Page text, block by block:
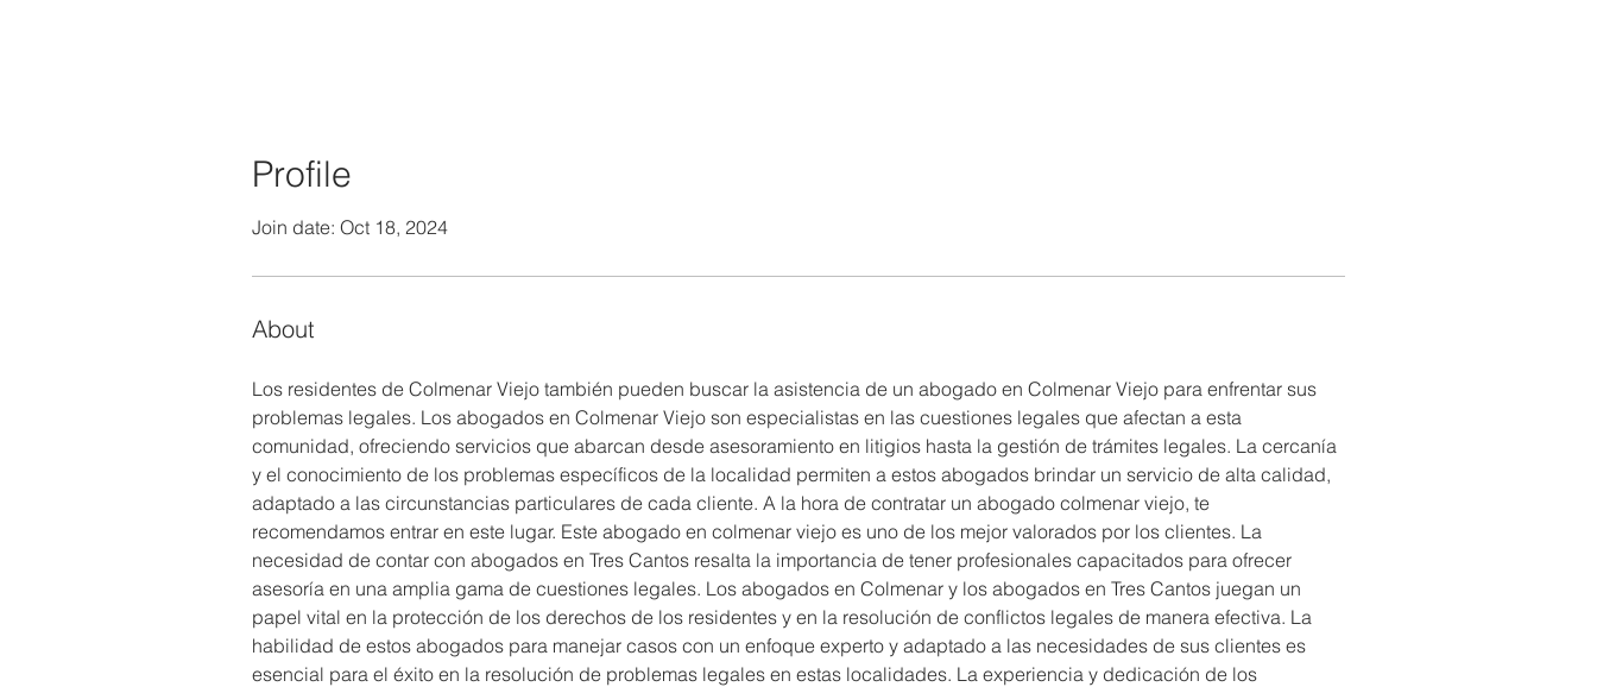
Profile
Join date: Oct 18, 2024
About
Los residentes de Colmenar Viejo también pueden buscar la asistencia de un abogado en Colmenar Viejo para enfrentar sus
problemas legales. Los abogados en Colmenar Viejo son especialistas en las cuestiones legales que afectan a esta
comunidad, ofreciendo servicios que abarcan desde asesoramiento en litigios hasta la gestión de trámites legales. La cercanía
y el conocimiento de los problemas específicos de la localidad permiten a estos abogados brindar un servicio de alta calidad,
adaptado a las circunstancias particulares de cada cliente. A la hora de contratar un abogado colmenar viejo, te
recomendamos entrar en este lugar. Este abogado en colmenar viejo es uno de los mejor valorados por los clientes. La
necesidad de contar con abogados en Tres Cantos resalta la importancia de tener profesionales capacitados para ofrecer
asesoría en una amplia gama de cuestiones legales. Los abogados en Colmenar y los abogados en Tres Cantos juegan un
papel vital en la protección de los derechos de los residentes y en la resolución de conflictos legales de manera efectiva. La
habilidad de estos abogados para manejar casos con un enfoque experto y adaptado a las necesidades de sus clientes es
esencial para el éxito en la resolución de problemas legales en estas localidades. La experiencia y dedicación de los